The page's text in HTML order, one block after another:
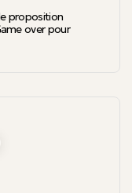
proposition
over pour